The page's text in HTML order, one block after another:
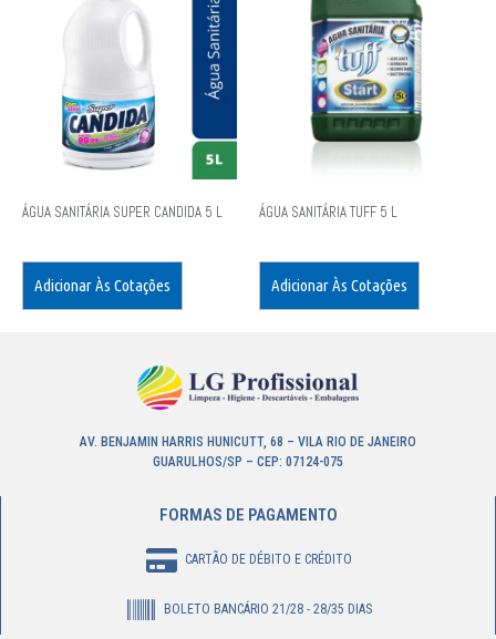
ÁGUA SANITÁRIA SUPER CANDIDA 5 L
Adicionar Às Cotações
ÁGUA SANITÁRIA TUFF 5 L
Adicionar Às Cotações
AV. BENJAMIN HARRIS HUNICUTT, 68 – VILA RIO DE JANEIRO
GUARULHOS/SP – CEP: 07124-075
FORMAS DE PAGAMENTO
CARTÃO DE DÉBITO E CRÉDITO
BOLETO BANCÁRIO 21/28 - 28/35 DIAS